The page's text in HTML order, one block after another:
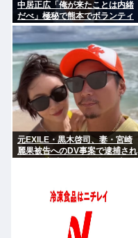
中居正広「俺が来たことは内緒
だべ」極秘で熊本でボランティ
アをしていたwww
元EXILE・黒木啓司、妻・宮崎
麗果被告へのDV事案で逮捕され